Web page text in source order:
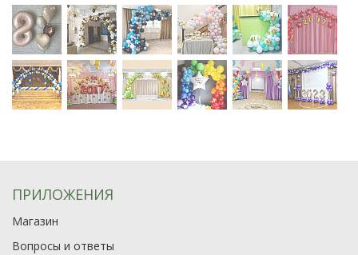
ПРИЛОЖЕНИЯ
Магазин
Вопросы и ответы